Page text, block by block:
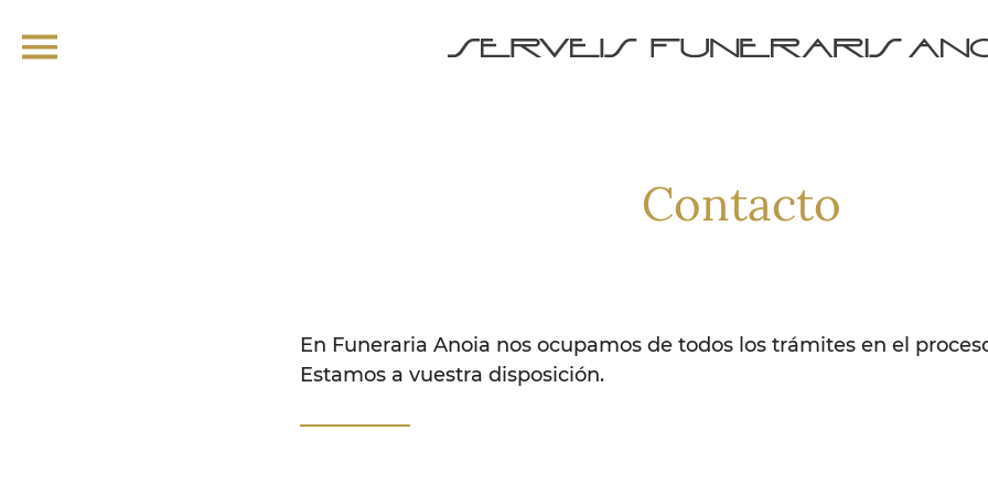
Contacto
En Funeraria Anoia nos ocupamos de todos los trámites en el
Estamos a vuestra disposición.